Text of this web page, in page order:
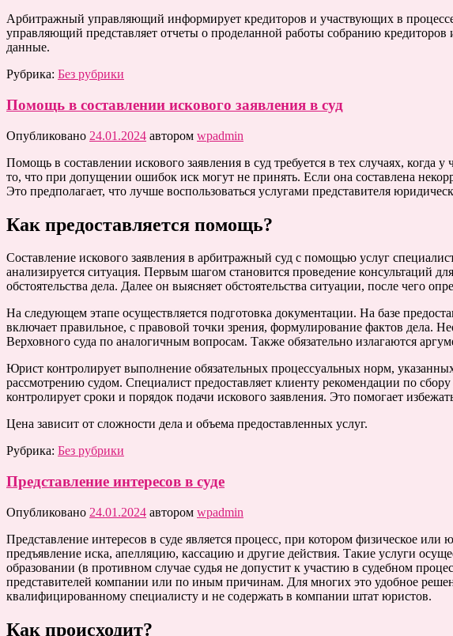
Арбитражный управляющий информирует кредиторов и участвующих в
управляющий представляет отчеты о проделанной работы собранию
данные.
Рубрика: Без рубрики
Помощь в составлении искового заявления в суд
Опубликовано 24.01.2024 автором wpadmin
Помощь в составлении искового заявления в суд требуется в тех случаях,
то, что при допущении ошибок иск могут не принять. Если она составлена
Это предполагает, что лучше воспользоваться услугами представителя
Как предоставляется помощь?
Составление искового заявления в арбитражный суд с помощью услуг
анализируется ситуация. Первым шагом становится проведение консультаций
обстоятельства дела. Далее он выясняет обстоятельства ситуации, после чего
На следующем этапе осуществляется подготовка документации. На базе
включает правильное, с правовой точки зрения, формулирование фактов дела.
Верховного суда по аналогичным вопросам. Также обязательно излагаются
Юрист контролирует выполнение обязательных процессуальных норм,
рассмотрению судом. Специалист предоставляет клиенту рекомендации по
контролирует сроки и порядок подачи искового заявления. Это помогает
Цена зависит от сложности дела и объема предоставленных услуг.
Рубрика: Без рубрики
Представление интересов в суде
Опубликовано 24.01.2024 автором wpadmin
Представление интересов в суде является процесс, при котором физическое
предъявление иска, апелляцию, кассацию и другие действия. Такие услуги
образовании (в противном случае судья не допустит к участию в судебном
представителей компании или по иным причинам. Для многих это удобное
квалифицированному специалисту и не содержать в компании штат юристов.
Как происходит?